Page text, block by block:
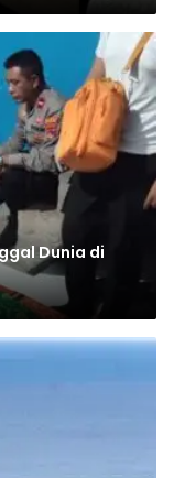
Dunia di